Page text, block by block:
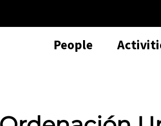
People